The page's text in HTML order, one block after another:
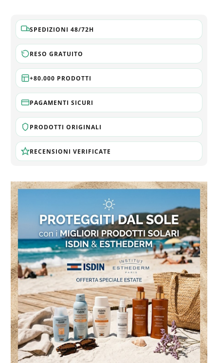
SPEDIZIONI 48/72H
RESO GRATUITO
+80.000 PRODOTTI
PAGAMENTI SICURI
PRODOTTI ORIGINALI
RECENSIONI VERIFICATE